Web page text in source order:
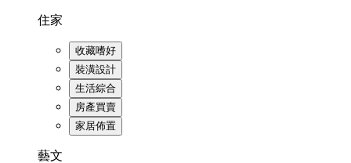
住家
收藏嗜好
裝潢設計
生活綜合
房產買賣
家居佈置
藝文